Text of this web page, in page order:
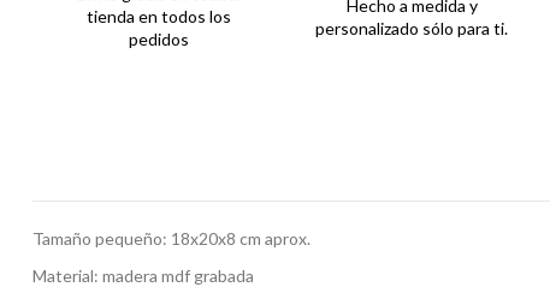
tienda en todos los
pedidos
Hecho a medida y
personalizado sólo para ti.
Tamaño pequeño: 18x20x8 cm aprox.
Material: madera mdf grabada